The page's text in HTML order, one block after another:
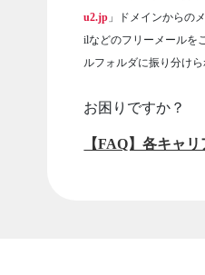
u2.jp 」ドメインからの
ilなどのフリーメールを
ルフォルダに振り分け
お困りですか？
【FAQ】各キャ